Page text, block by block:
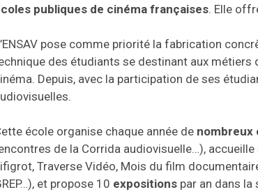
publiques de cinéma françaises. Elle
pose comme priorité la fabrication
des étudiants se destinant aux
Depuis, avec la participation de ses
école organise chaque année de nombreux
de la Corrida audiovisuelle…),
Traverse Vidéo, Mois du film
et propose 10 expositions par an dans la